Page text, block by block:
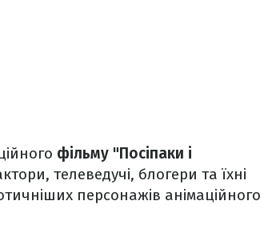
фільму "Посіпаки і
телеведучі, блогери та їхні
персонажів анімаційного